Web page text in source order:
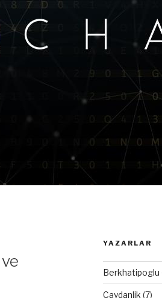
YAZARLAR
Berkhatipoglu
Caydanlik (7)